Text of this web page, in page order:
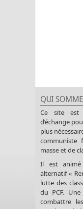
QUI
Ce site est
d’échange
plus
communiste
masse et de
Il est
alternatif «
lutte des
du PCF.
combattre